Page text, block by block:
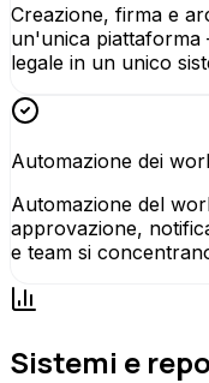
Creazione, firma e
un'unica
legale in un unico
Automazione dei
Automazione del
approvazione,
e team si
Sistemi e